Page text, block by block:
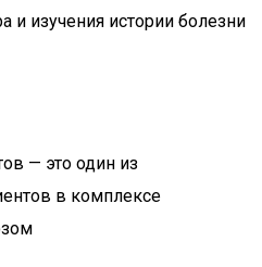
и изучения истории болезни
— это один из
в комплексе